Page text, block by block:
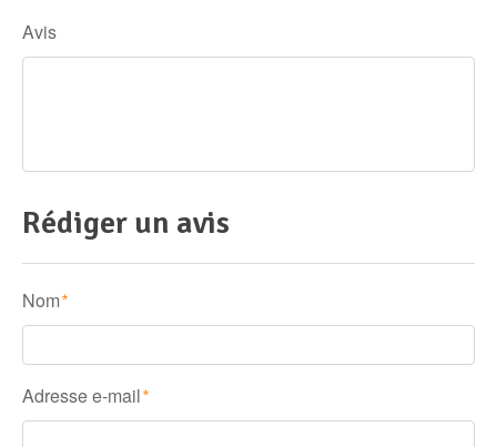
Avis
Rédiger un avis
Nom *
Adresse e-mail *